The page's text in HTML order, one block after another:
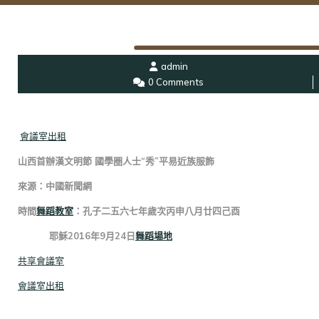
admin
0 Comments
會議室出租
山西首辦漢文明節 國學圈人士“秀”平易近族服飾
來源：中國新聞網
時間舞蹈教室 ：孔子二五六七年歲次丙申八月廿四己酉
耶穌2016年9月24日舞蹈場地
共享會議室
會議室出租